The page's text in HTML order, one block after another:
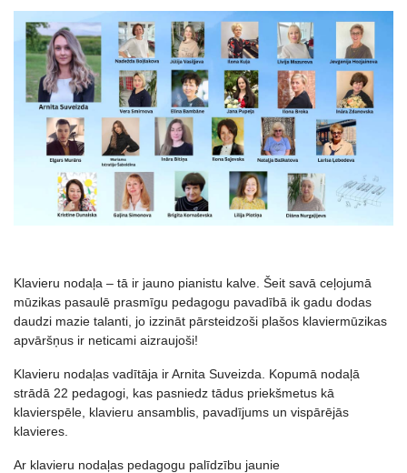
Klavieru nodaļa – tā ir jauno pianistu kalve. Šeit savā ceļojumā
mūzikas pasaulē prasmīgu pedagogu pavadībā ik gadu dodas
daudzi mazie talanti, jo izzināt pārsteidzoši plašos klaviermūzikas
apvāršņus ir neticami aizraujoši!
Klavieru nodaļas vadītāja ir Arnita Suveizda. Kopumā nodaļā
strādā 22 pedagogi, kas pasniedz tādus priekšmetus kā
klavierspēle, klavieru ansamblis, pavadījums un vispārējās
klavieres.
Ar klavieru nodaļas pedagogu palīdzību jaunie